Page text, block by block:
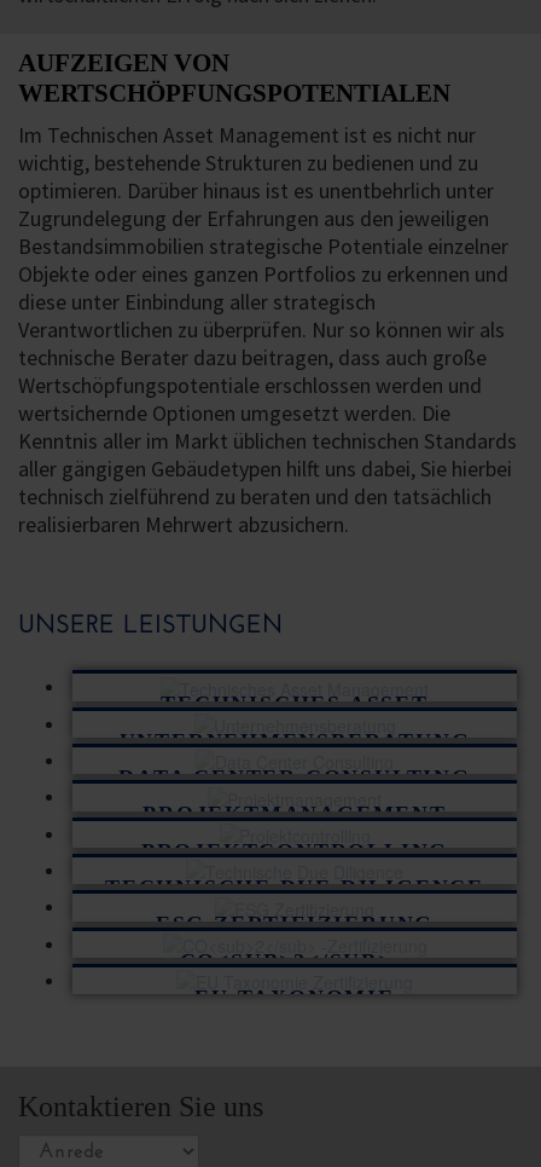
AUFZEIGEN VON
WERTSCHÖPFUNGSPOTENTIALEN
Im Technischen Asset Management ist es nicht nur
wichtig, bestehende Strukturen zu bedienen und zu
optimieren. Darüber hinaus ist es unentbehrlich unter
Zugrundelegung der Erfahrungen aus den jeweiligen
Bestandsimmobilien strategische Potentiale einzelner
Objekte oder eines ganzen Portfolios zu erkennen und
diese unter Einbindung aller strategisch
Verantwortlichen zu überprüfen. Nur so können wir als
technische Berater dazu beitragen, dass auch große
Wertschöpfungspotentiale erschlossen werden und
wertsichernde Optionen umgesetzt werden. Die
Kenntnis aller im Markt üblichen technischen Standards
aller gängigen Gebäudetypen hilft uns dabei, Sie hierbei
technisch zielführend zu beraten und den tatsächlich
realisierbaren Mehrwert abzusichern.
UNSERE LEISTUNGEN
TECHNISCHES ASSET
MANAGEMENT
UNTERNEHMENSBERATUNG
DATA CENTER CONSULTING
PROJEKTMANAGEMENT
PROJEKTCONTROLLING
TECHNISCHE DUE DILIGENCE
ESG ZERTIFIZIERUNG
CO<SUB>2</SUB> -
ZERTIFIZIERUNG
EU TAXONOMIE
Kontaktieren Sie uns